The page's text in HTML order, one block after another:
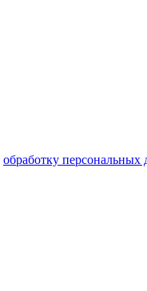
обработку персональных